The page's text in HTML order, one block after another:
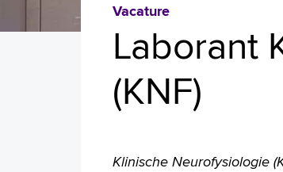
Vacature
Laborant
(KNF)
Klinische Neurofysiologie